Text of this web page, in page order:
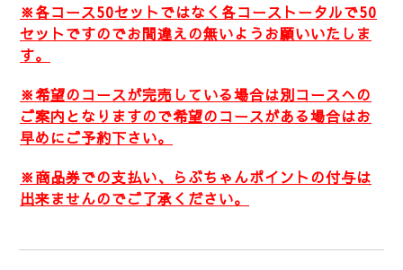
※各コース50セットではなく各コーストータルで50
セットですのでお間違えの無いようお願いいたしま
す。
※希望のコースが完売している場合は別コースへの
ご案内となりますので希望のコースがある場合はお
早めにご予約下さい。
※商品券での支払い、らぶちゃんポイントの付与は
出来ませんのでご了承ください。